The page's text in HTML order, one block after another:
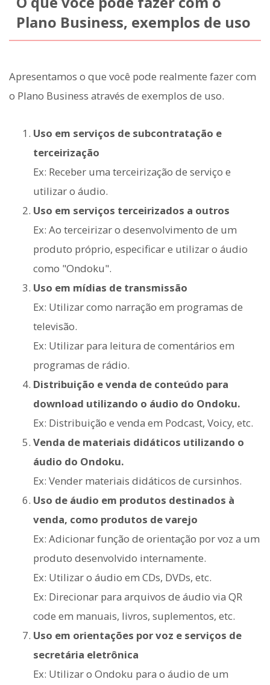
Plano Business, exemplos de uso
Apresentamos o que você pode realmente fazer com
o Plano Business através de exemplos de uso.
Uso em serviços de subcontratação e
terceirização
Ex: Receber uma terceirização de serviço e
utilizar o áudio.
Uso em serviços terceirizados a outros
Ex: Ao terceirizar o desenvolvimento de um
produto próprio, especificar e utilizar o áudio
como "Ondoku".
Uso em mídias de transmissão
Ex: Utilizar como narração em programas de
televisão.
Ex: Utilizar para leitura de comentários em
programas de rádio.
Distribuição e venda de conteúdo para
download utilizando o áudio do Ondoku.
Ex: Distribuição e venda em Podcast, Voicy, etc.
Venda de materiais didáticos utilizando o
áudio do Ondoku.
Ex: Vender materiais didáticos de cursinhos.
Uso de áudio em produtos destinados à
venda, como produtos de varejo
Ex: Adicionar função de orientação por voz a um
produto desenvolvido internamente.
Ex: Utilizar o áudio em CDs, DVDs, etc.
Ex: Direcionar para arquivos de áudio via QR
code em manuais, livros, suplementos, etc.
Uso em orientações por voz e serviços de
secretária eletrônica
Ex: Utilizar o Ondoku para o áudio de um